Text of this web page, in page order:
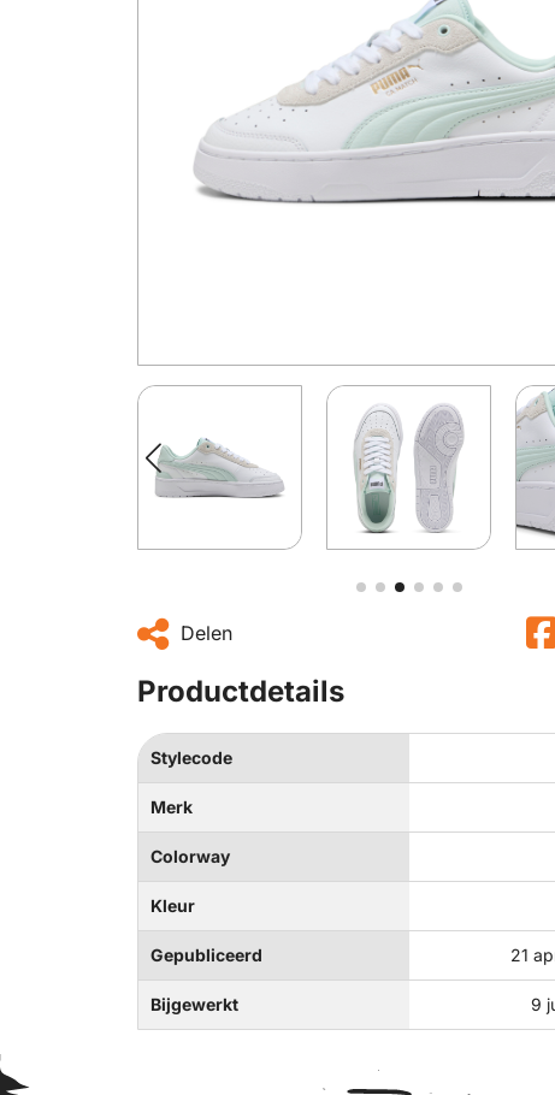
Delen
Productdetails
Stylecode
Merk
Colorway
Kleur
Gepubliceerd 21
Bijgewerkt 9